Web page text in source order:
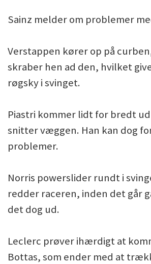
Sainz melder om problemer
Verstappen kører op på
skraber hen ad den, hvilket
røgsky i svinget.
Piastri kommer lidt for bredt
snitter væggen. Han kan dog
problemer.
Norris powerslider rundt i
redder raceren, inden det går
det dog ud.
Leclerc prøver ihærdigt at
Bottas, som ender med at